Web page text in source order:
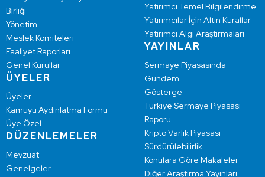
Birliği
Yönetim
Meslek Komiteleri
Faaliyet Raporları
Genel Kurullar
ÜYELER
Üyeler
Kamuyu Aydınlatma Formu
Üye Özel
DÜZENLEMELER
Mevzuat
Genelgeler
Yatırımcı Temel Bilgilendirme
Yatırımcılar İçin Altın Kurallar
Yatırımcı Algı Araştırmaları
YAYINLAR
Sermaye Piyasasında
Gündem
Gösterge
Türkiye Sermaye Piyasası
Raporu
Kripto Varlık Piyasası
Sürdürülebilirlik
Konulara Göre Makaleler
Diğer Araştırma Yayınları